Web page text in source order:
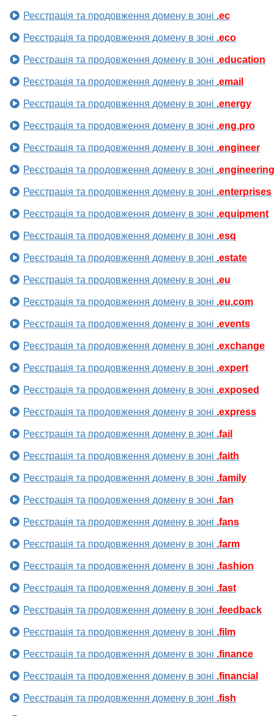
Реєстрація та продовження домену в зоні .ec
Реєстрація та продовження домену в зоні .eco
Реєстрація та продовження домену в зоні .education
Реєстрація та продовження домену в зоні .email
Реєстрація та продовження домену в зоні .energy
Реєстрація та продовження домену в зоні .eng.pro
Реєстрація та продовження домену в зоні .engineer
Реєстрація та продовження домену в зоні .engineering
Реєстрація та продовження домену в зоні .enterprises
Реєстрація та продовження домену в зоні .equipment
Реєстрація та продовження домену в зоні .esq
Реєстрація та продовження домену в зоні .estate
Реєстрація та продовження домену в зоні .eu
Реєстрація та продовження домену в зоні .eu.com
Реєстрація та продовження домену в зоні .events
Реєстрація та продовження домену в зоні .exchange
Реєстрація та продовження домену в зоні .expert
Реєстрація та продовження домену в зоні .exposed
Реєстрація та продовження домену в зоні .express
Реєстрація та продовження домену в зоні .fail
Реєстрація та продовження домену в зоні .faith
Реєстрація та продовження домену в зоні .family
Реєстрація та продовження домену в зоні .fan
Реєстрація та продовження домену в зоні .fans
Реєстрація та продовження домену в зоні .farm
Реєстрація та продовження домену в зоні .fashion
Реєстрація та продовження домену в зоні .fast
Реєстрація та продовження домену в зоні .feedback
Реєстрація та продовження домену в зоні .film
Реєстрація та продовження домену в зоні .finance
Реєстрація та продовження домену в зоні .financial
Реєстрація та продовження домену в зоні .fish